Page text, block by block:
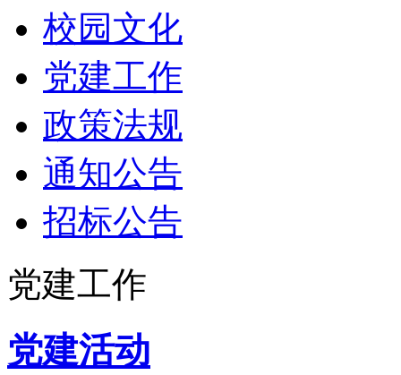
校园文化
党建工作
政策法规
通知公告
招标公告
党建工作
党建活动